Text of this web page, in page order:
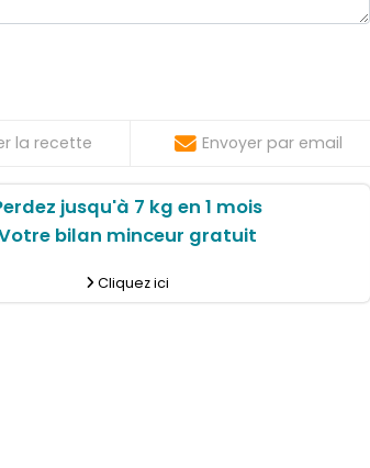
la recette Envoyer par email
jusqu'à 7 kg en 1 mois
bilan minceur gratuit
Cliquez ici